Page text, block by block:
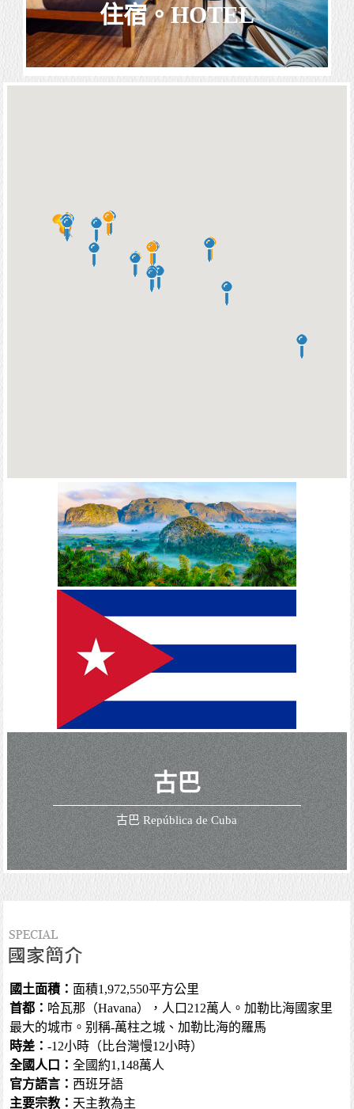
住宿。HOTEL
古巴
古巴 República de Cuba
國土面積： 面積1,972,550平方公里
首都： 哈瓦那（Havana），人口212萬人。加勒比海國家里
最大的城市。别稱-萬柱之城、加勒比海的羅馬
時差： -12小時（比台灣慢12小時）
全國人口： 全國約1,148萬人
官方語言： 西班牙語
主要宗教： 天主教為主